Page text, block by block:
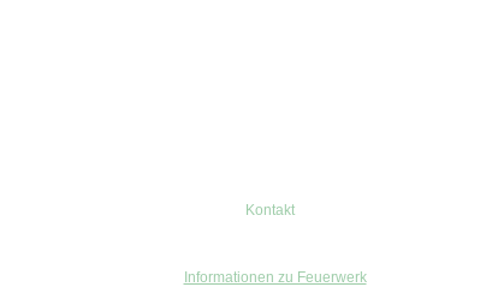
Kontakt
Informationen zu Feuerwerk